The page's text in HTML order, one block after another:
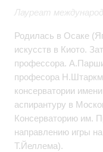
Лауреат
Родилась в Осаке
искусств в Киото.
профессора.
професора
консерватории
аспирантуру в
Консерваторию им.
направлению игры
Т.Йеллема).